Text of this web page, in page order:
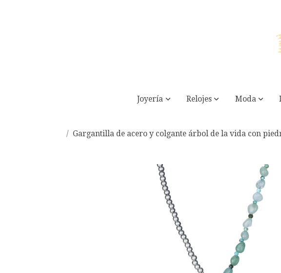
Joyería Relojes Moda
Gargantilla de acero y colgante árbol de la vida con